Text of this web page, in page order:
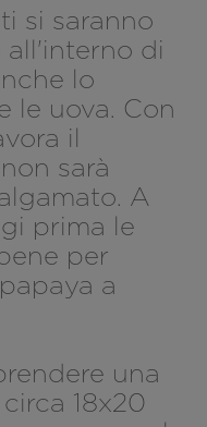
si saranno
di
lo
le uova. Con
il
sarà
A
prima le
per
a
una
18x20